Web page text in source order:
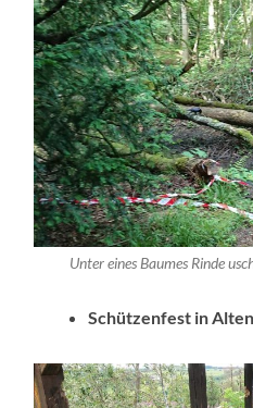
Unter eines Baumes Rinde
Schützenfest in